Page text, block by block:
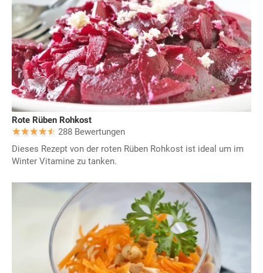
Rote Rüben Rohkost
288 Bewertungen
Dieses Rezept von der roten Rüben Rohkost ist ideal um im
Winter Vitamine zu tanken.